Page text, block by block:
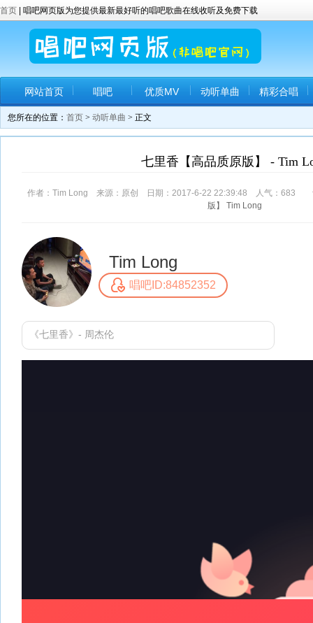
首页 | 唱吧网页版为您提供最新最好听的唱吧歌曲在线收听及免费下载
网站首页 唱吧 优质MV 动听单曲 精彩合唱
您所在的位置： 首页 > 动听单曲 > 正文
七里香【高品质原版】 - Tim
作者：Tim Long 来源：原创 日期：2017-6-22 22:39:48 人气： 683
版】
Tim Long
Tim Long
唱吧ID:84852352
《七里香》- 周杰伦